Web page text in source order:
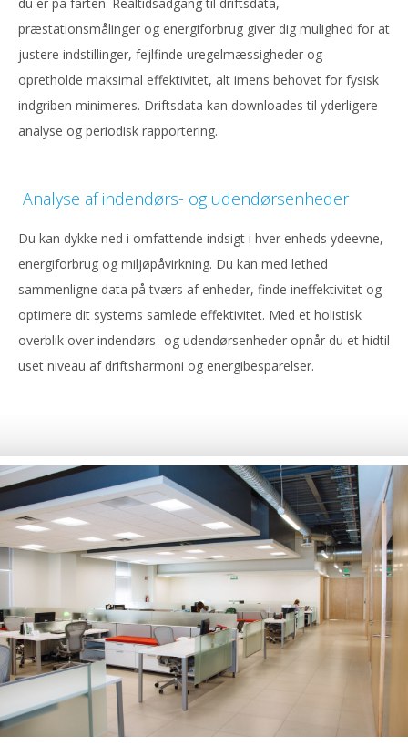
præstationsmålinger og energiforbrug giver dig mulighed for at
justere indstillinger, fejlfinde uregelmæssigheder og
opretholde maksimal effektivitet, alt imens behovet for fysisk
indgriben minimeres. Driftsdata kan downloades til yderligere
analyse og periodisk rapportering.
Analyse af indendørs- og udendørsenheder
Du kan dykke ned i omfattende indsigt i hver enheds ydeevne,
energiforbrug og miljøpåvirkning. Du kan med lethed
sammenligne data på tværs af enheder, finde ineffektivitet og
optimere dit systems samlede effektivitet. Med et holistisk
overblik over indendørs- og udendørsenheder opnår du et hidtil
uset niveau af driftsharmoni og energibesparelser.